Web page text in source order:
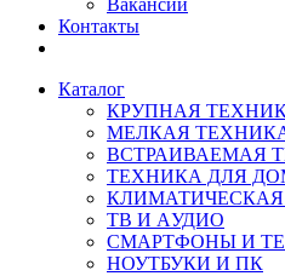
Вакансии
Контакты
Каталог
КРУПНАЯ
МЕЛКАЯ
ВСТРАИВАЕМАЯ
ТЕХНИКА ДЛЯ
ТВ И AУДИО
СМАРТФОНЫ И
НОУТБУКИ И ПК